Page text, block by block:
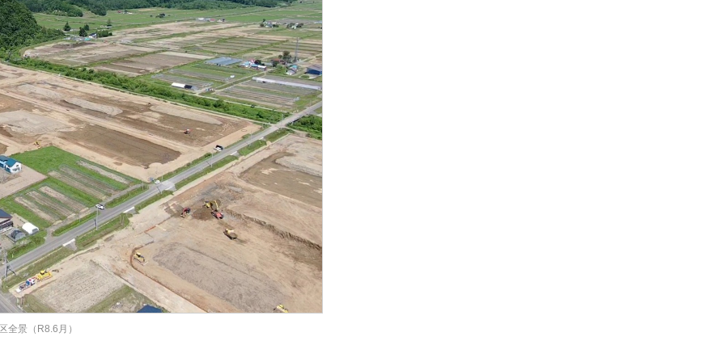
全景（R8.6月）